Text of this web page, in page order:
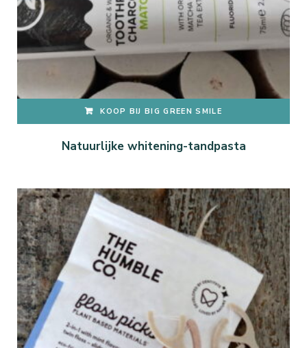
KOOP BIJ BIG GREEN SMILE
Natuurlijke whitening-tandpasta